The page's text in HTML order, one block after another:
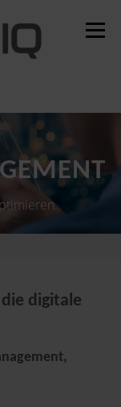
Menü
digitale